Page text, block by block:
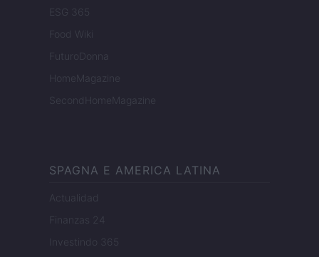
ESG 365
Food Wiki
FuturoDonna
HomeMagazine
SecondHomeMagazine
SPAGNA E AMERICA LATINA
Actualidad
Finanzas 24
Investindo 365